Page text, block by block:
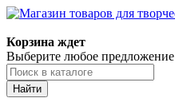
Корзина ждет
Выберите любое предложение
Найти